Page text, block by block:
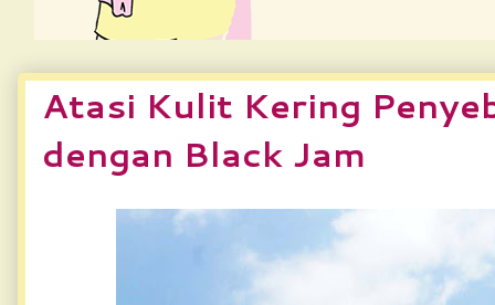
Atasi Kulit Kering
dengan Black Jam